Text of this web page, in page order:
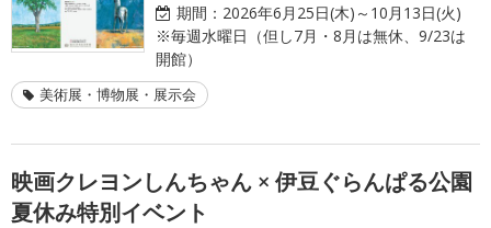
期間： 2026年6月25日(木)～10月13日(火)
※毎週水曜日（但し7月・8月は無休、9/23は
開館）
美術展・博物展・展示会
映画クレヨンしんちゃん × 伊豆ぐらんぱる公園
夏休み特別イベント